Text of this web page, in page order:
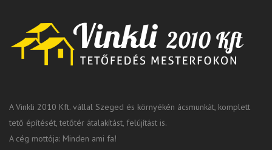
A Vinkli 2010 Kft. vállal Szeged és környékén ácsmunkát, komplett
tető építését, tetőtér átalakítást, felújítást is.
A cég mottója: Minden ami fa!